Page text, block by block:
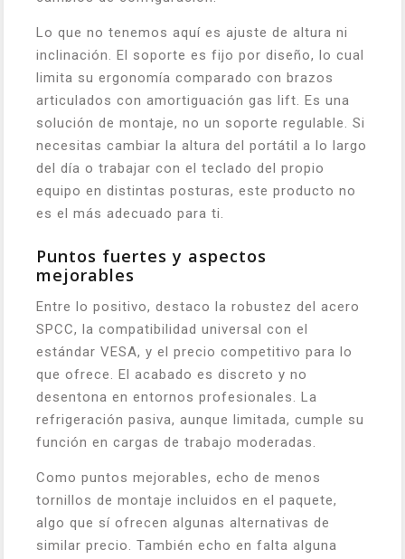
Lo que no tenemos aquí es ajuste de altura ni
inclinación. El soporte es fijo por diseño, lo cual
limita su ergonomía comparado con brazos
articulados con amortiguación gas lift. Es una
solución de montaje, no un soporte regulable. Si
necesitas cambiar la altura del portátil a lo largo
del día o trabajar con el teclado del propio
equipo en distintas posturas, este producto no
es el más adecuado para ti.
Puntos fuertes y aspectos
mejorables
Entre lo positivo, destaco la robustez del acero
SPCC, la compatibilidad universal con el
estándar VESA, y el precio competitivo para lo
que ofrece. El acabado es discreto y no
desentona en entornos profesionales. La
refrigeración pasiva, aunque limitada, cumple su
función en cargas de trabajo moderadas.
Como puntos mejorables, echo de menos
tornillos de montaje incluidos en el paquete,
algo que sí ofrecen algunas alternativas de
similar precio. También echo en falta alguna